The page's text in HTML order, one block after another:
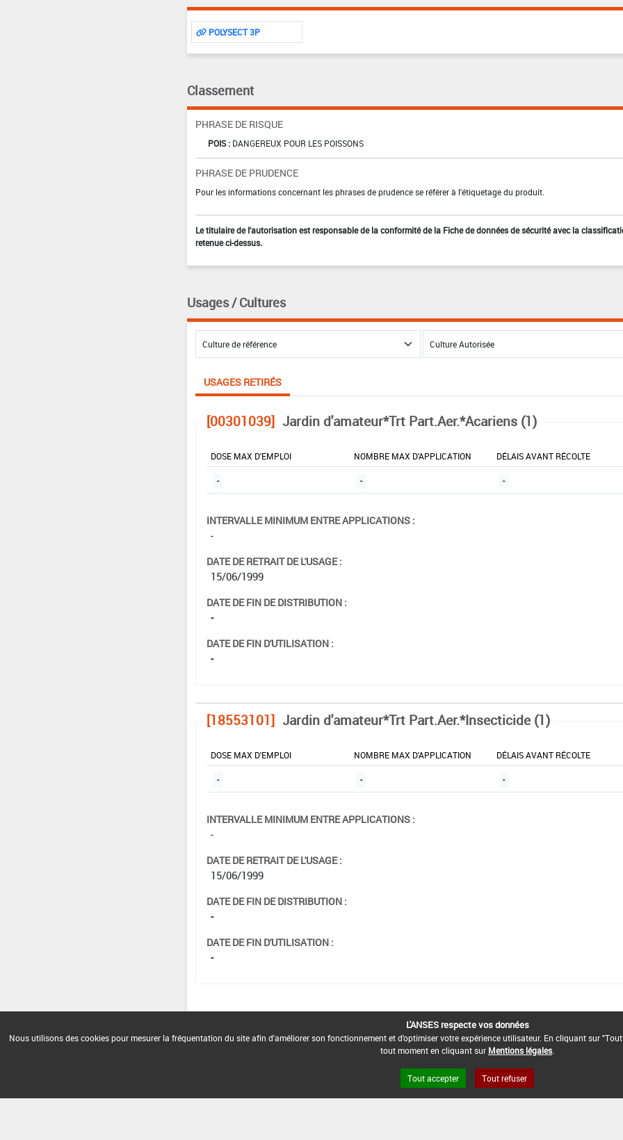
POLYSECT 3P
Classement
PHRASE DE RISQUE
POIS : DANGEREUX POUR LES POISSONS
PHRASE DE PRUDENCE
Pour les informations concernant les phrases de prudence se référer à l'étiquetage du produit.
Le titulaire de l'autorisation est responsable de la conformité de la Fiche de données de sécurité avec la
retenue ci-dessus.
Usages / Cultures
USAGES RETIRÉS
[00301039] Jardin d'amateur*Trt Part.Aer.*Acariens (1)
DOSE MAX D'EMPLOI NOMBRE MAX D'APPLICATION DÉLAIS AVANT RÉCOLTE
- - -
INTERVALLE MINIMUM ENTRE APPLICATIONS :
-
DATE DE RETRAIT DE L'USAGE :
15/06/1999
DATE DE FIN DE DISTRIBUTION :
-
DATE DE FIN D'UTILISATION :
-
[18553101] Jardin d'amateur*Trt Part.Aer.*Insecticide (1)
DOSE MAX D'EMPLOI NOMBRE MAX D'APPLICATION DÉLAIS AVANT RÉCOLTE
- - -
INTERVALLE MINIMUM ENTRE APPLICATIONS :
-
DATE DE RETRAIT DE L'USAGE :
15/06/1999
DATE DE FIN DE DISTRIBUTION :
-
DATE DE FIN D'UTILISATION :
-
L'ANSES respecte vos données
Nous utilisons des cookies pour mesurer la fréquentation du site afin d'améliorer son fonctionnement et d'optimiser votre expérience utilisateur. En cliquant sur
tout moment en cliquant sur Mentions légales
Tout accepter Tout refuser